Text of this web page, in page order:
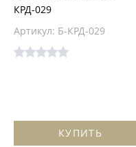
КРД-029
Артикул: Б-КРД-029
КУПИТЬ